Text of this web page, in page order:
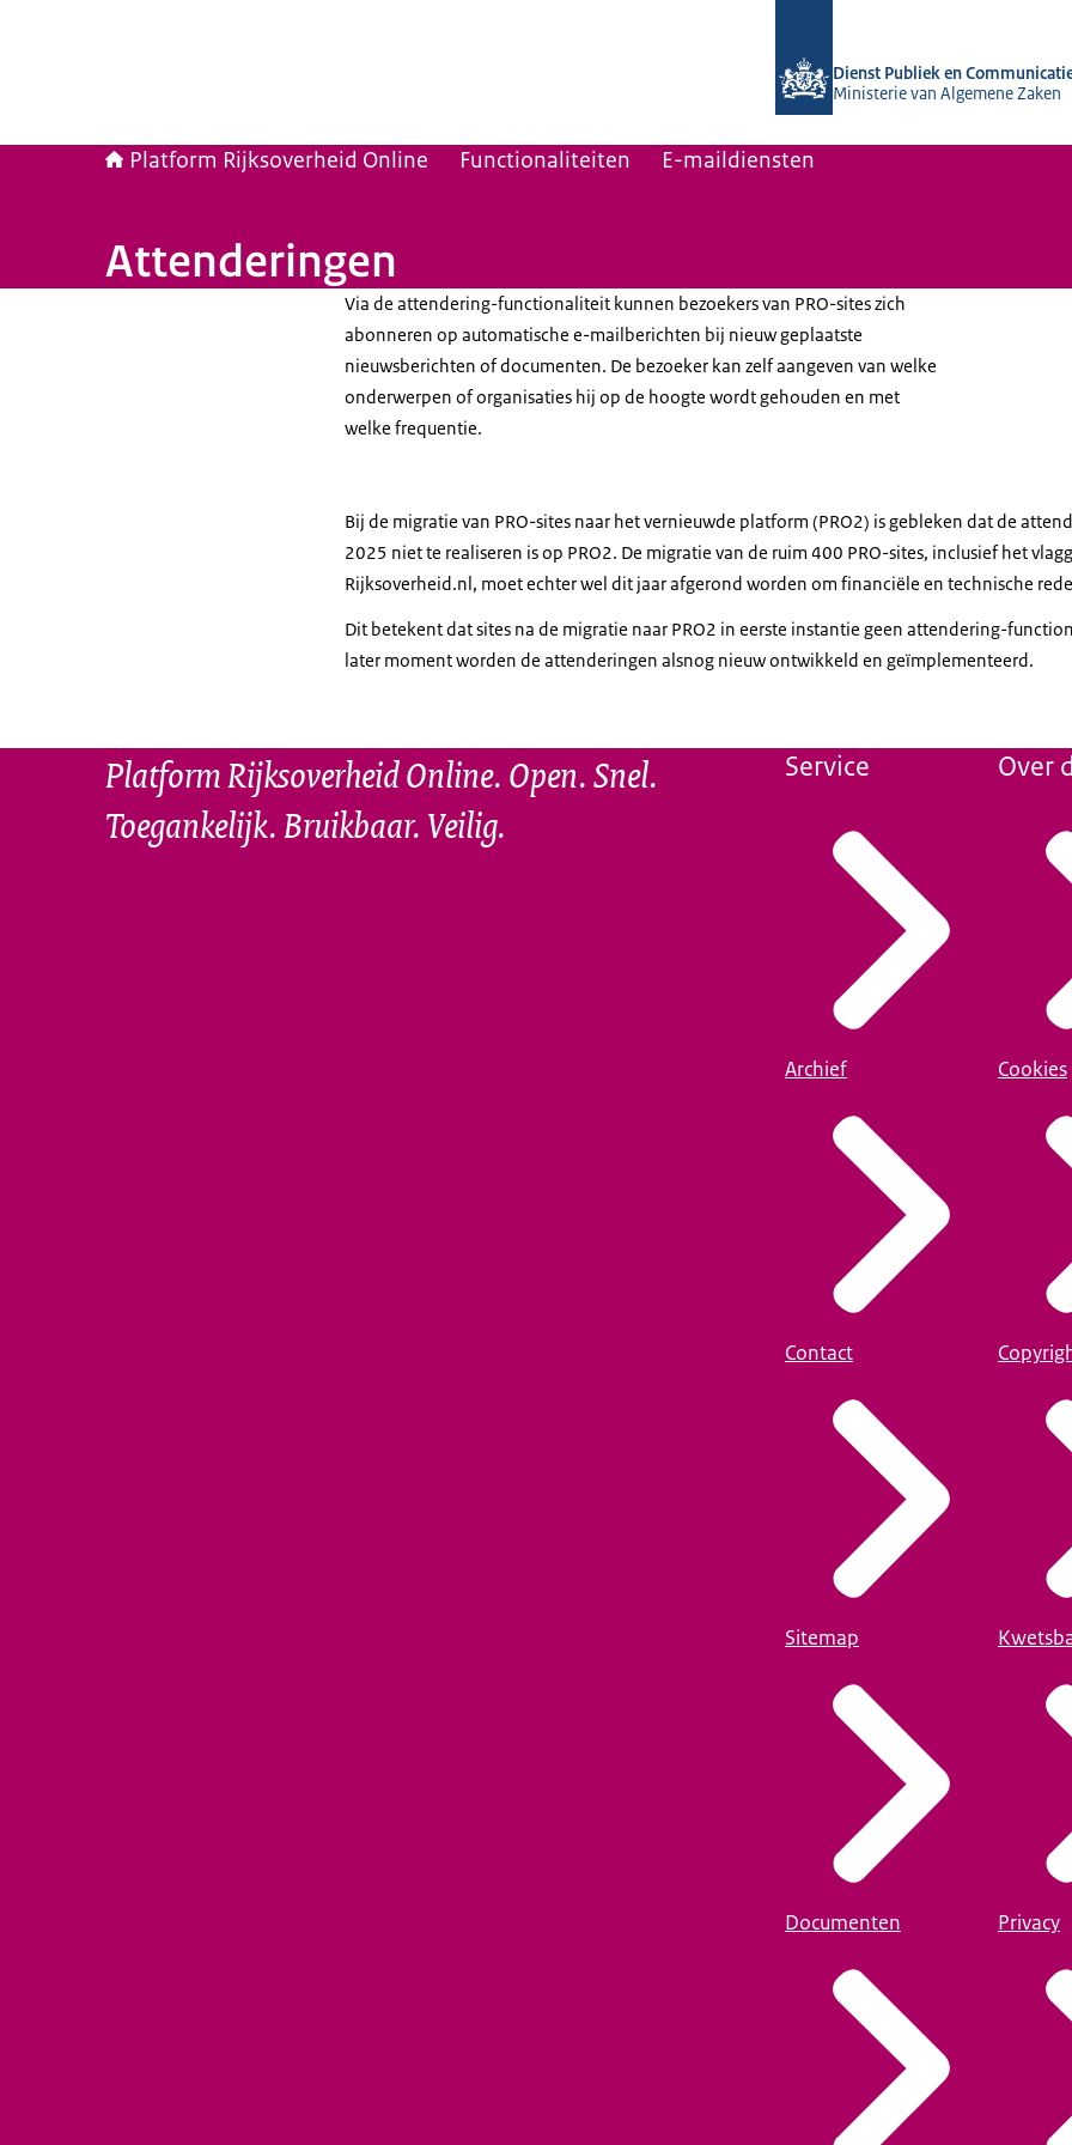
Dienst Publiek en
Ministerie van Algemene Zaken
Platform Rijksoverheid Online Functionaliteiten E-maildiensten
Attenderingen
Via de attendering-functionaliteit kunnen bezoekers van PRO-sites zich
abonneren op automatische e-mailberichten bij nieuw geplaatste
nieuwsberichten of documenten. De bezoeker kan zelf aangeven van welke
onderwerpen of organisaties hij op de hoogte wordt gehouden en met
welke frequentie.
Bij de migratie van PRO-sites naar het vernieuwde platform (PRO2) is gebleken dat de
2025 niet te realiseren is op PRO2. De migratie van de ruim 400 PRO-sites, inclusief het
Rijksoverheid.nl, moet echter wel dit jaar afgerond worden om financiële en technische
Dit betekent dat sites na de migratie naar PRO2 in eerste instantie geen attendering-
later moment worden de attenderingen alsnog nieuw ontwikkeld en geïmplementeerd.
Platform Rijksoverheid Online. Open. Snel.
Toegankelijk. Bruikbaar. Veilig.
Service
Archief
Contact
Sitemap
Documenten
Over
Cookies
Privacy